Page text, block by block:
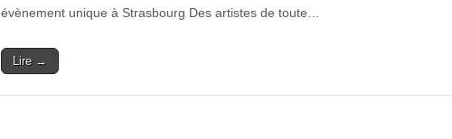
Strasbourg
évènement unique à Strasbourg Des artistes de toute…
Lire →